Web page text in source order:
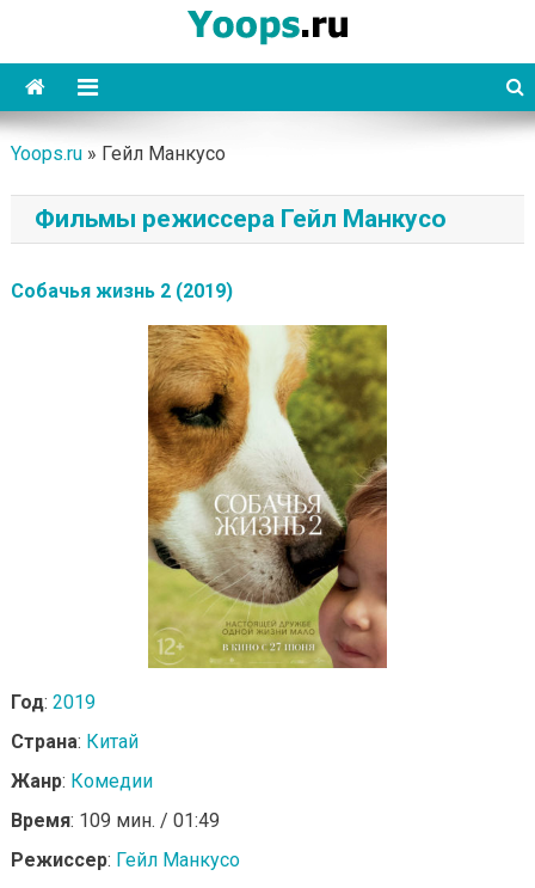
content
Yoops
Yoops.ru» Гейл Манкусо
Фильмы режиссера Гейл Манкусо
Собачья жизнь 2 (2019)
Год: 2019
Страна: Китай
Жанр: Комедии
Время: 109 мин. / 01:49
Режиссер: Гейл Манкусо